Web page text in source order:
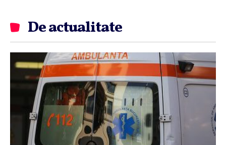
De actualitate